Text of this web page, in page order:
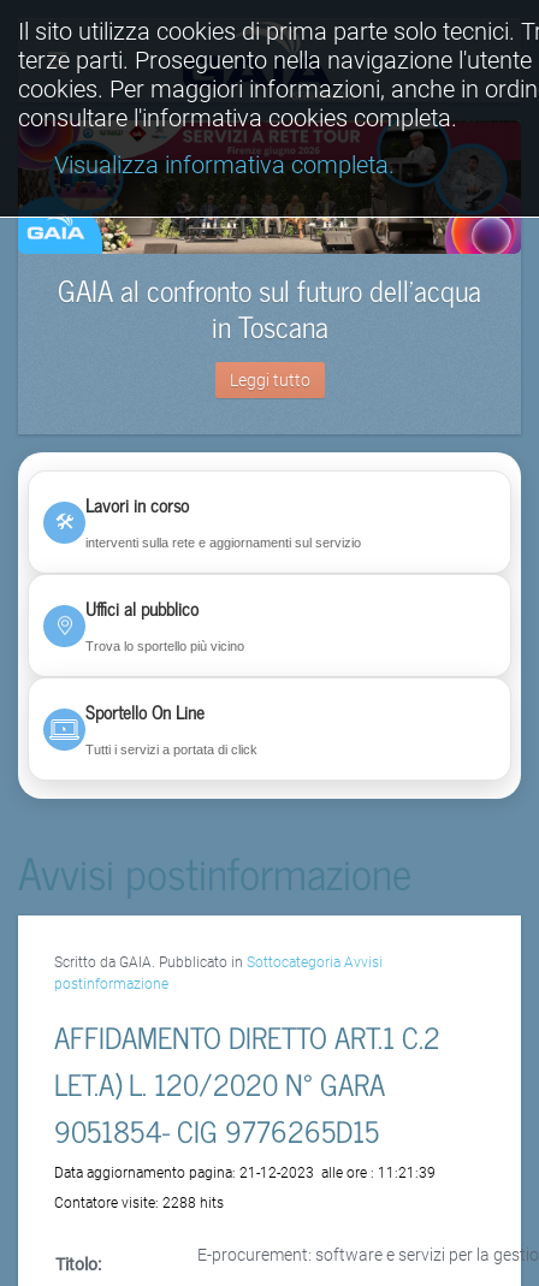
GAIA al confronto sul futuro dell’acqua
in Toscana
Leggi tutto
🛠
Lavori in corso
interventi sulla rete e aggiornamenti sul servizio
Uffici al pubblico
Trova lo sportello più vicino
Sportello On Line
Tutti i servizi a portata di click
Avvisi postinformazione
Scritto da GAIA. Pubblicato in Sottocategoria Avvisi
postinformazione
AFFIDAMENTO DIRETTO ART.1 C.2
LET.A) L. 120/2020 N° GARA
9051854- CIG 9776265D15
Data aggiornamento pagina: 21-12-2023 alle ore : 11:21:39
Contatore visite: 2288 hits
Titolo: E-procurement: software e servizi per la
Il sito utilizza cookies di prima parte solo tecnici.
terze parti. Proseguento nella navigazione
cookies. Per maggiori informazioni, anche in
consultare l'informativa cookies completa.
Visualizza informativa completa.